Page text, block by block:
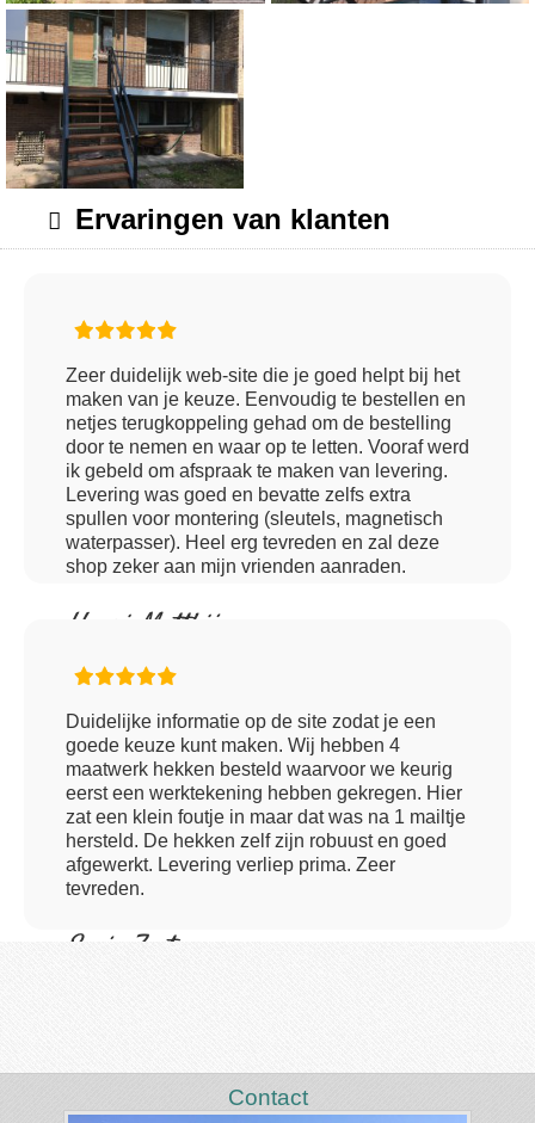
Ervaringen van klanten
Zeer duidelijk web-site die je goed helpt bij het
maken van je keuze. Eenvoudig te bestellen en
netjes terugkoppeling gehad om de bestelling
door te nemen en waar op te letten. Vooraf werd
ik gebeld om afspraak te maken van levering.
Levering was goed en bevatte zelfs extra
spullen voor montering (sleutels, magnetisch
waterpasser). Heel erg tevreden en zal deze
shop zeker aan mijn vrienden aanraden.
Henri Matthijssen
Duidelijke informatie op de site zodat je een
goede keuze kunt maken. Wij hebben 4
maatwerk hekken besteld waarvoor we keurig
eerst een werktekening hebben gekregen. Hier
zat een klein foutje in maar dat was na 1 mailtje
hersteld. De hekken zelf zijn robuust en goed
afgewerkt. Levering verliep prima. Zeer
tevreden.
Sonja Zoet
Contact